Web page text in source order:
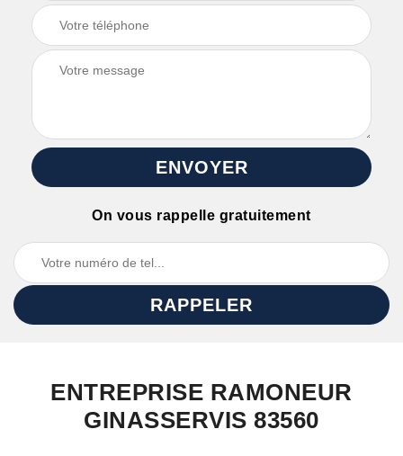
On vous rappelle gratuitement
ENTREPRISE RAMONEUR
GINASSERVIS 83560